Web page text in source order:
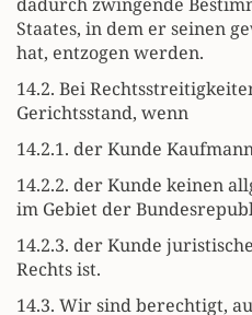
Staates, in dem er seinen
hat, entzogen werden.
14.2. Bei
Gerichtsstand, wenn
14.2.1. der Kunde
14.2.2. der Kunde keinen
im Gebiet der
14.2.3. der Kunde
Rechts ist.
14.3. Wir sind berechtigt,